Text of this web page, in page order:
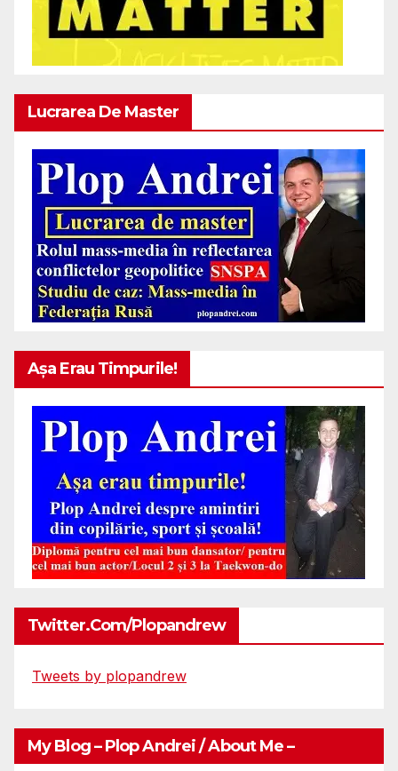
Lucrarea De Master
Așa Erau Timpurile!
Twitter.com/plopandrew
Tweets by plopandrew
My Blog – Plop Andrei / About Me –